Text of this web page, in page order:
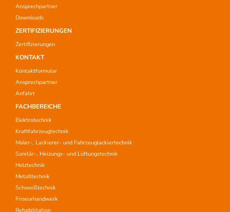
Ansprechpartner
Downloads
ZERTIFIZIERUNGEN
Zertifizierungen
KONTAKT
Kontaktformular
Ansprechpartner
Anfahrt
FACHBEREICHE
Elektrotechnik
Kraftfahrzeugtechnik
Maler-, Lackierer- und Fahrzeuglackiertechnik
Sanitär-, Heizungs- und Lüftungstechnik
Holztechnik
Metalltechnik
Schweißtechnik
Friseurhandwerk
Rehabilitation